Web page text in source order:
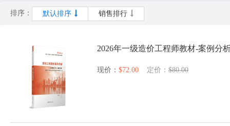
排序： 默认排序 销售排行
2026年一级造价工程师教材-案例分
现价： $72.00 定价： $80.00